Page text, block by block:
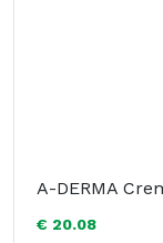
€ 20.08